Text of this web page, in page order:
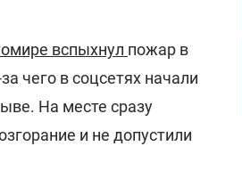
вспыхнул пожар в
чего в соцсетях начали
На месте сразу
и не допустили